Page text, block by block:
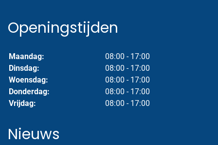
Openingstijden
Maandag:
08:00 - 17:00
Dinsdag:
08:00 - 17:00
Woensdag:
08:00 - 17:00
Donderdag:
08:00 - 17:00
Vrijdag:
08:00 - 17:00
Nieuws